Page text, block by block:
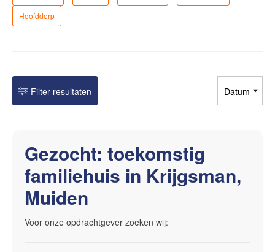
Hoofddorp
Filter resultaten
Gezocht: toekomstig
familiehuis in Krijgsman,
Muiden
Voor onze opdrachtgever zoeken wij: